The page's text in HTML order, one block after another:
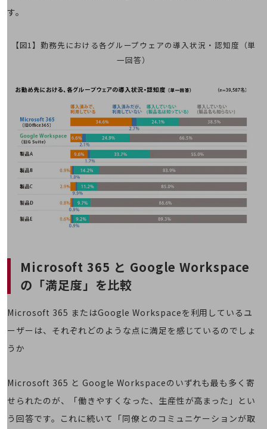
ネットワーク
その他のお悩みはこちら
業界から見つける
業界から見つけるTOP
製造業
小売・卸売業
ゲーム感覚で見つける
NTTドコモビジネス
オンラインショップ
モバイル・ICTサービスをオンラインで
はじめての方へ
新規会員登録/ログインはこちら
す。
【図1】勤務先における各グループウェアの導入状況・認知度（単
一回答）
Microsoft 365 と Google Workspace
の「満足度」を比較
Microsoft 365 またはGoogle Workspaceを利用しているユ
ーザーは、それぞれどのような点に満足を感じているのでしょ
うか
Microsoft 365 と Google Workspaceのいずれも最も多く寄
せられたのが、「働きやすくなった、生産性が高まった」とい
う回答です。これに続いて「同僚とのコミュニケーションが取